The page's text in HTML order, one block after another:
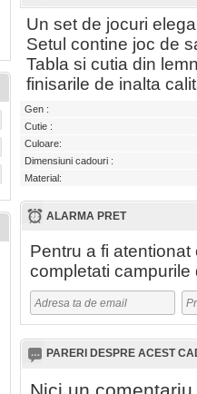
Un set de jocuri
Setul contine joc de
Tabla si cutia din
finisarile de inalta
Gen :
Cutie :
Culoare:
Dimensiuni cadouri :
Material:
ALARMA PRET
Pentru a fi
completati campurile
PARERI DESPRE ACEST